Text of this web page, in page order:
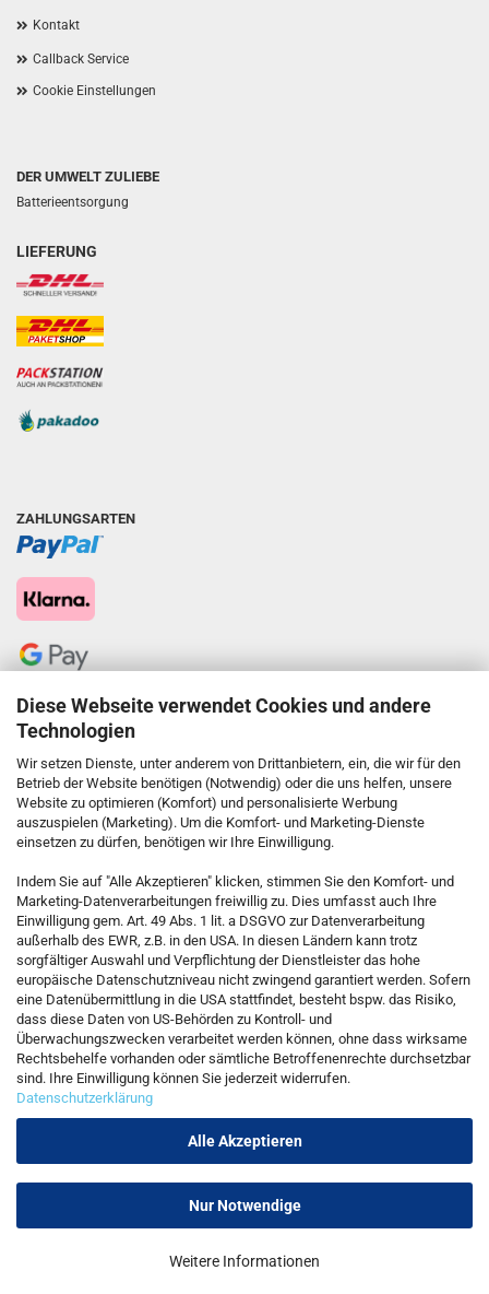
Diese Webseite verwendet Cookies und andere
Technologien
Wir setzen Dienste, unter anderem von Drittanbietern, ein, die wir für den
Betrieb der Website benötigen (Notwendig) oder die uns helfen, unsere
Website zu optimieren (Komfort) und personalisierte Werbung
auszuspielen (Marketing). Um die Komfort- und Marketing-Dienste
einsetzen zu dürfen, benötigen wir Ihre Einwilligung.
Indem Sie auf "Alle Akzeptieren" klicken, stimmen Sie den Komfort- und
Marketing-Datenverarbeitungen freiwillig zu. Dies umfasst auch Ihre
Einwilligung gem. Art. 49 Abs. 1 lit. a DSGVO zur Datenverarbeitung
außerhalb des EWR, z.B. in den USA. In diesen Ländern kann trotz
sorgfältiger Auswahl und Verpflichtung der Dienstleister das hohe
europäische Datenschutzniveau nicht zwingend garantiert werden. Sofern
eine Datenübermittlung in die USA stattfindet, besteht bspw. das Risiko,
dass diese Daten von US-Behörden zu Kontroll- und
Überwachungszwecken verarbeitet werden können, ohne dass wirksame
Rechtsbehelfe vorhanden oder sämtliche Betroffenenrechte durchsetzbar
sind. Ihre Einwilligung können Sie jederzeit widerrufen.
Datenschutzerklärung
Alle Akzeptieren
Nur Notwendige
Weitere Informationen
Kontakt
Callback Service
Cookie Einstellungen
DER UMWELT ZULIEBE
Batterieentsorgung
LIEFERUNG
ZAHLUNGSARTEN
KONTAKT
Kostenfreie Service-Hotline
0800 5892815
Callback Service
Kontaktformular